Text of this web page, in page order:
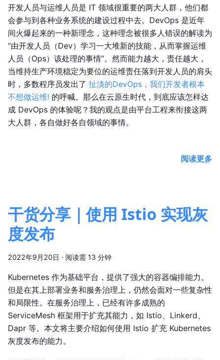
开发人员与运维人员是 IT 领域很重要的两大人群，他们都
会参与到各种业务系统的建设过程中去。DevOps 是近年
间火爆起来的一种新理念，这种理念被很多人错误的解读为
“由开发人员（Dev）学习一大堆新的技能，从而掌握运维
人员（Ops）该处理的事情”。然而能力越大，责任越大，
当维持生产环境稳定为要位的运维责任落到开发人员的肩头
时，多数程序员发出了 扯淡的DevOps，我们开发者根本
不想做运维! 的呼喊。那么在云原生时代，到底应该怎样达
成 DevOps 的体验呢？我的观点是由平台工程来衔接这两
大人群，各自做好各自领域的事情。
阅读更多
干货分享｜使用 Istio 实现灰
度发布
2022年9月20日 · 阅读需 13 分钟
Kubernetes 作为基础平台，提供了强大的容器编排能力。
但是在其上部署业务和服务治理上，仍然会面对一些复杂性
和局限性。在服务治理上，已经有许多成熟的
ServiceMesh 框架用于扩充其能力，如 Istio、Linkerd、
Dapr 等。本文将主要介绍如何使用 Istio 扩充 Kubernetes
灰度发布的能力。